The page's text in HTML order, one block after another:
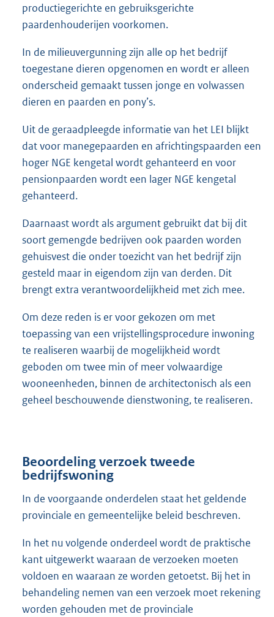
productiegerichte en gebruiksgerichte
paardenhouderijen voorkomen.
In de milieuvergunning zijn alle op het bedrijf
toegestane dieren opgenomen en wordt er alleen
onderscheid gemaakt tussen jonge en volwassen
dieren en paarden en pony’s.
Uit de geraadpleegde informatie van het LEI blijkt
dat voor manegepaarden en africhtingspaarden een
hoger NGE kengetal wordt gehanteerd en voor
pensionpaarden wordt een lager NGE kengetal
gehanteerd.
Daarnaast wordt als argument gebruikt dat bij dit
soort gemengde bedrijven ook paarden worden
gehuisvest die onder toezicht van het bedrijf zijn
gesteld maar in eigendom zijn van derden. Dit
brengt extra verantwoordelijkheid met zich mee.
Om deze reden is er voor gekozen om met
toepassing van een vrijstellingsprocedure inwoning
te realiseren waarbij de mogelijkheid wordt
geboden om twee min of meer volwaardige
wooneenheden, binnen de architectonisch als een
geheel beschouwende dienstwoning, te realiseren.
Beoordeling verzoek tweede
bedrijfswoning
In de voorgaande onderdelen staat het geldende
provinciale en gemeentelijke beleid beschreven.
In het nu volgende onderdeel wordt de praktische
kant uitgewerkt waaraan de verzoeken moeten
voldoen en waaraan ze worden getoetst. Bij het in
behandeling nemen van een verzoek moet rekening
worden gehouden met de provinciale